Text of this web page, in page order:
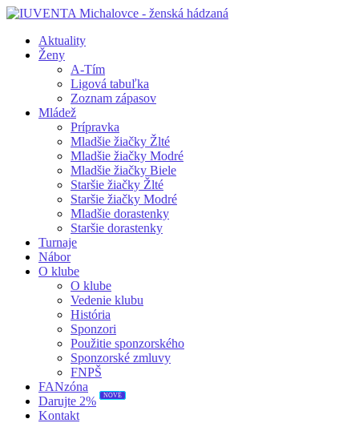
Aktuality
Ženy
A-Tím
Ligová tabuľka
Zoznam zápasov
Mládež
Prípravka
Mladšie žiačky Žlté
Mladšie žiačky Modré
Mladšie žiačky Biele
Staršie žiačky Žlté
Staršie žiačky Modré
Mladšie dorastenky
Staršie dorastenky
Turnaje
Nábor
O klube
O klube
Vedenie klubu
História
Sponzori
Použitie sponzorského
Sponzorské zmluvy
FNPŠ
FANzóna
Darujte 2%
NOVÉ
Kontakt